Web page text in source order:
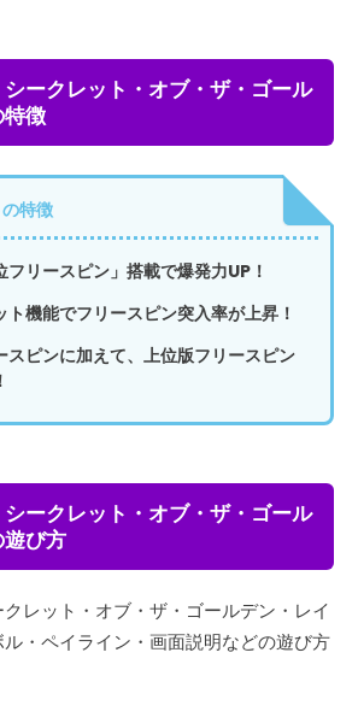
ークレット・オブ・ザ・ゴール
徴
特徴
フリースピン」搭載で爆発力UP！
ト機能でフリースピン突入率が上昇！
スピンに加えて、上位版フリースピン
ークレット・オブ・ザ・ゴール
び方
レット・オブ・ザ・ゴールデン・レイ
・ペイライン・画面説明などの遊び方